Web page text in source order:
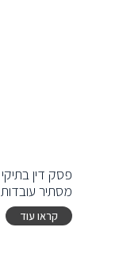
פסק דין
מסתיר
קראו עוד